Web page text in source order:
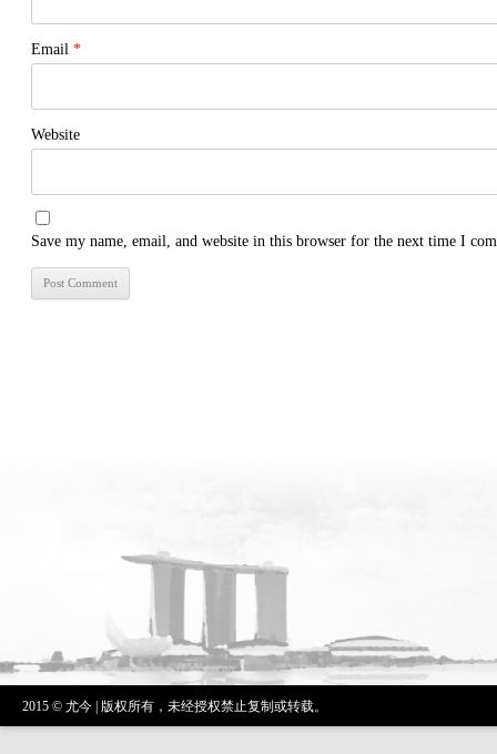
Email *
Website
Save my name, email, and website in this browser for the next time I
2015 © 尤今 | 版权所有，未经授权禁止复制或转载。